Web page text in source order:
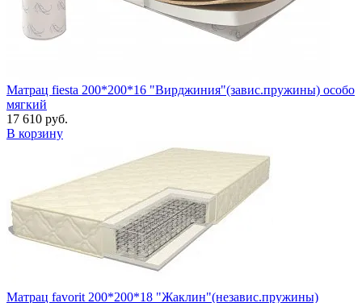
Матрац fiesta 200*200*16 "Вирджиния"(завис.пружины) особо
мягкий
17 610 руб.
В корзину
Матрац favorit 200*200*18 "Жаклин"(независ.пружины)